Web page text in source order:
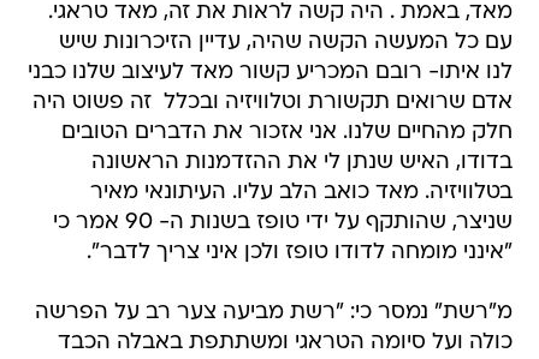
מאד, באמת . היה קשה לראות את זה, מאד טראגי.
עם כל המעשה הקשה שהיה, עדיין הזיכרונות שיש
לנו איתו- רובם המכריע קשור מאד לעיצוב שלנו כבני
אדם שרואים תקשורת וטלוויזיה ובכלל  זה פשוט היה
חלק מהחיים שלנו. אני אזכור את הדברים הטובים
בדודו, האיש שנתן לי את ההזדמנות הראשונה
בטלוויזיה. מאד כואב הלב עליו. העיתונאי מאיר
שניצר, שהותקף על ידי טופז בשנות ה- 90 אמר כי
"אינני מומחה לדודו טופז ולכן איני צריך לדבר".
מ"רשת" נמסר כי: "רשת מביעה צער רב על הפרשה
כולה ועל סיומה הטראגי ומשתתפת באבלה הכבד